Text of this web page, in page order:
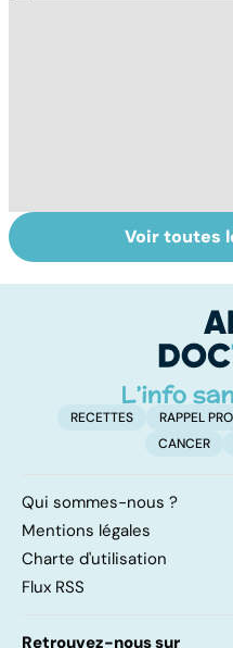
Tout savoir sur
les infections
Voir toutes
RECETTES RAPPEL
CANCER
Qui sommes-nous ?
Mentions légales
Charte d'utilisation
Flux RSS
Retrouvez-nous sur